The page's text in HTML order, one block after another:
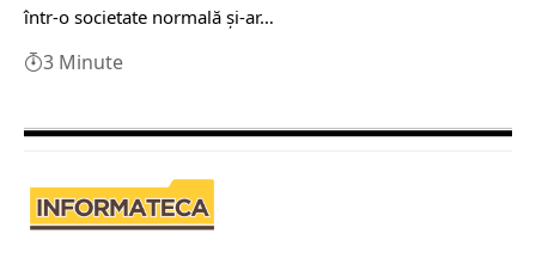
într-o societate normală şi-ar…
3 Minute